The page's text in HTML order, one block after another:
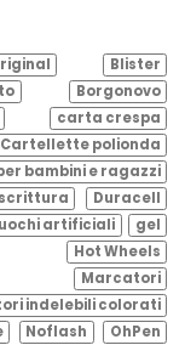
Blister
Borgonovo
carta crespa
Cartellette polionda
bambini e ragazzi
scrittura
Duracell
artificiali
gel
Hot Wheels
Marcatori
indelebili colorati
Noflash
OhPen